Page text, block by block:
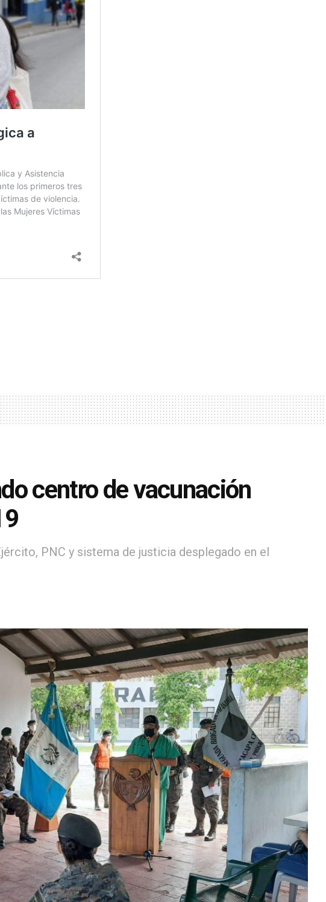
centro de vacunación
PNC y sistema de justicia desplegado en el